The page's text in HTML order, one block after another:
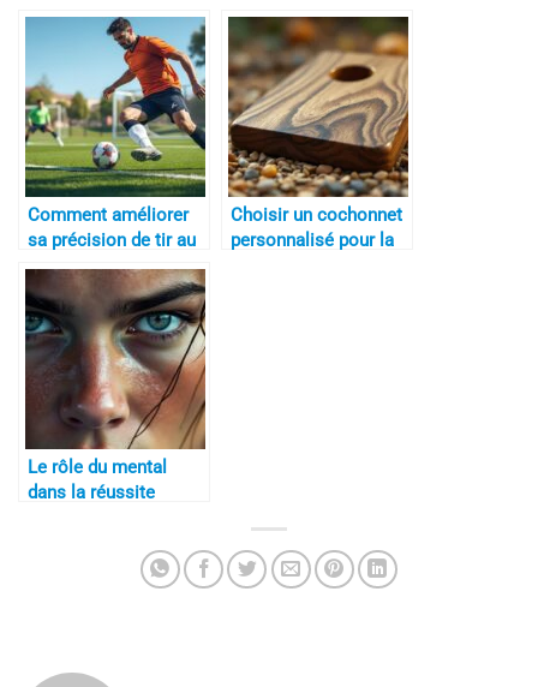
en semaine
coordination
Comment améliorer
sa précision de tir au
football
Choisir un cochonnet
personnalisé pour la
Le rôle du mental
dans la réussite